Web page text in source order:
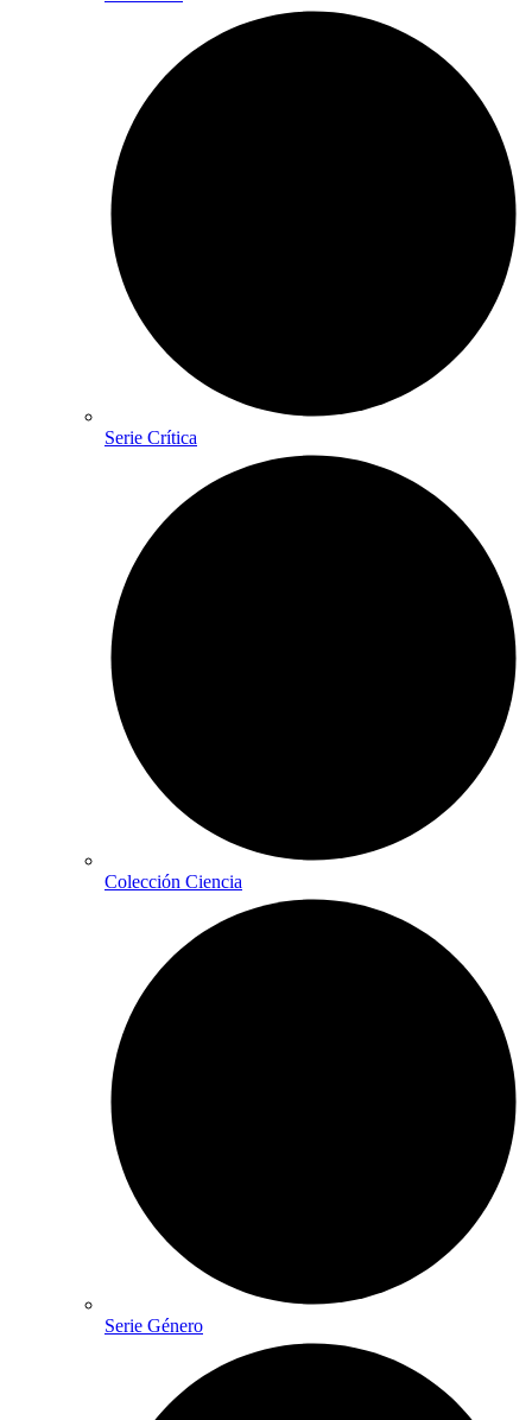
Serie Crítica
Colección Ciencia
Serie Género